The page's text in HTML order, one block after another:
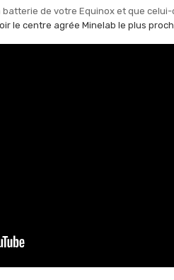
de votre Equinox et que
le centre agrée Minelab le plus